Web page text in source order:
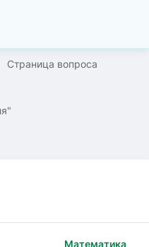
Страница вопроса
Математика